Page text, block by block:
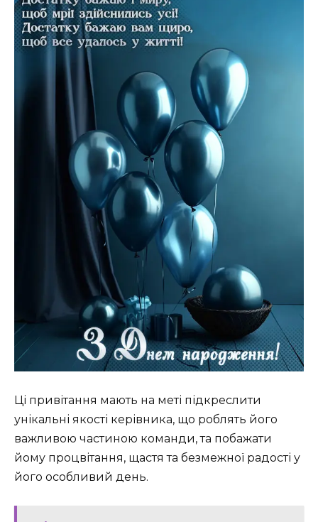
Ці привітання мають на меті підкреслити
унікальні якості керівника, що роблять його
важливою частиною команди, та побажати
йому процвітання, щастя та безмежної радості у
його особливий день.